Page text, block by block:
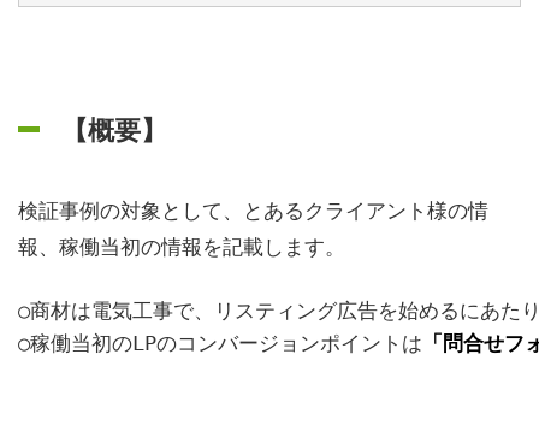
【概要】
検証事例の対象として、とあるクライアント様の情
報、稼働当初の情報を記載します。
○商材は電気工事で、リスティング広告を始めるにあ
○稼働当初のLPのコンバージョンポイントは 「問合せフ